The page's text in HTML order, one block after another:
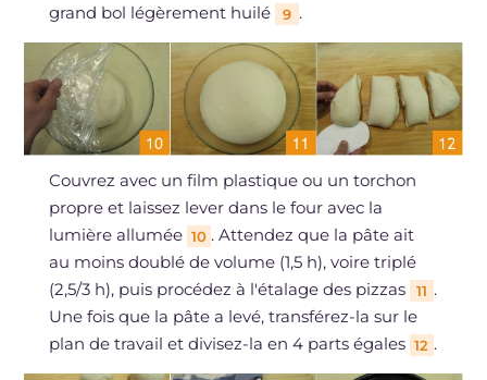
grand bol légèrement huilé
9 .
Couvrez avec un film plastique ou un torchon
propre et laissez lever dans le four avec la
lumière allumée 10 . Attendez que la pâte ait
au moins doublé de volume (1,5 h), voire triplé
(2,5/3 h), puis procédez à l'étalage des pizzas
11 .
Une fois que la pâte a levé, transférez-la sur le
plan de travail et divisez-la en 4 parts égales 12 .